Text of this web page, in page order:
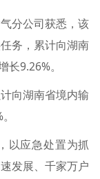
分公司获悉，该
务，累计向湖南
9.26%。
向湖南省境内输
以应急处置为抓
发展、千家万户